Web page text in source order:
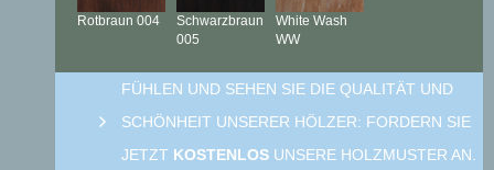
Rotbraun 004
Schwarzbraun
005
White Wash
WW
FÜHLEN UND SEHEN SIE DIE QUALITÄT UND
SCHÖNHEIT UNSERER HÖLZER: FORDERN SIE
JETZT KOSTENLOS UNSERE HOLZMUSTER AN.